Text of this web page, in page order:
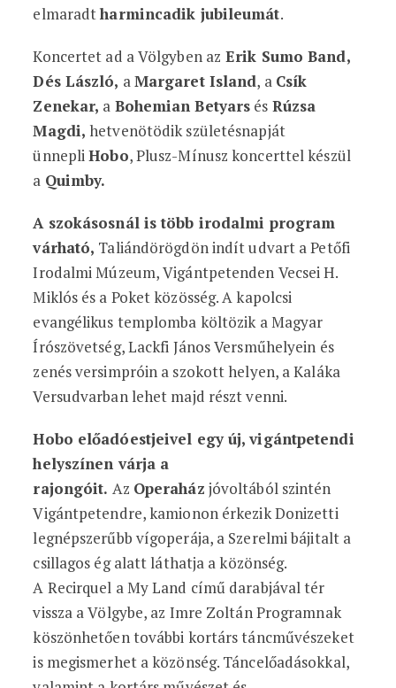
elmaradtharmincadik jubileumát.
Koncertet ad a Völgyben az Erik Sumo Band,
Dés László, aMargaret Island, a Csík
Zenekar, a Bohemian Betyars és Rúzsa
Magdi, hetvenötödik születésnapját
ünnepliHobo, Plusz-Mínusz koncerttel készül
a Quimby.
A szokásosnál is több irodalmi program
várható, Taliándörögdön indít udvart a Petőfi
Irodalmi Múzeum, Vigántpetenden Vecsei H.
Miklós és a Poket közösség. A kapolcsi
evangélikus templomba költözik a Magyar
Írószövetség, Lackfi János Versműhelyein és
zenés versimpróin a szokott helyen, a Kaláka
Versudvarban lehet majd részt venni.
Hobo előadóestjeivel egy új, vigántpetendi
helyszínen várja a
rajongóit. Az Operaház jóvoltából szintén
Vigántpetendre, kamionon érkezik Donizetti
legnépszerűbb vígoperája, a Szerelmi bájitalt a
csillagos ég alatt láthatja a közönség.
A Recirquel a My Land című darabjával tér
vissza a Völgybe, az Imre Zoltán Programnak
köszönhetően további kortárs táncművészeket
is megismerhet a közönség. Táncelőadásokkal,